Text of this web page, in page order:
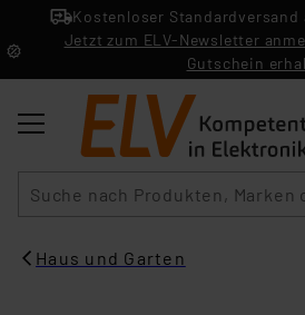
Kostenloser Standardversand
Jetzt zum ELV-Newsletter
Gutschein
Haus und Garten​